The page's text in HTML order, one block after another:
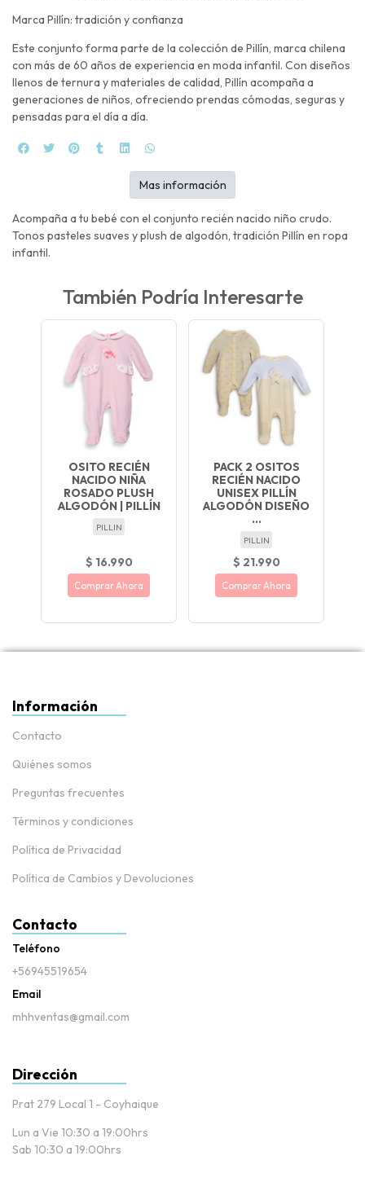
Marca Pillín: tradición y confianza
Este conjunto forma parte de la colección de Pillín, marca chilena
con más de 60 años de experiencia en moda infantil. Con diseños
llenos de ternura y materiales de calidad, Pillín acompaña a
generaciones de niños, ofreciendo prendas cómodas, seguras y
pensadas para el día a día.
Acompaña a tu bebé con el conjunto recién nacido niño crudo.
Tonos pasteles suaves y plush de algodón, tradición Pillín en ropa
infantil.
Mas información
También Podría Interesarte
OSITO RECIÉN
NACIDO NIÑA
ROSADO PLUSH
ALGODÓN | PILLÍN
PILLIN
$ 16.990
Comprar Ahora
PACK 2 OSITOS
RECIÉN NACIDO
UNISEX PILLÍN
ALGODÓN DISEÑO
...
PILLIN
$ 21.990
Comprar Ahora
Información
Contacto
Quiénes somos
Preguntas frecuentes
Términos y condiciones
Política de Privacidad
Política de Cambios y Devoluciones
Contacto
Teléfono
+56945519654
Email
mhhventas@gmail.com
Dirección
Prat 279 Local 1 - Coyhaique
Lun a Vie 10:30 a 19:00hrs
Sab 10:30 a 19:00hrs